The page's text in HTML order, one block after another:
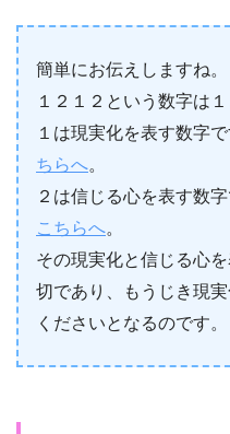
簡単にお伝えしますね。
１２１２という数字は
１は現実化を表す数字
ちらへ。
２は信じる心を表す数
こちらへ。
その現実化と信じる心
切であり、もうじき現
くださいとなるのです。